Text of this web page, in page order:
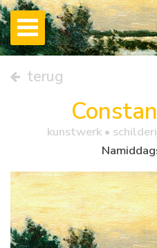
terug
kunstwerk •